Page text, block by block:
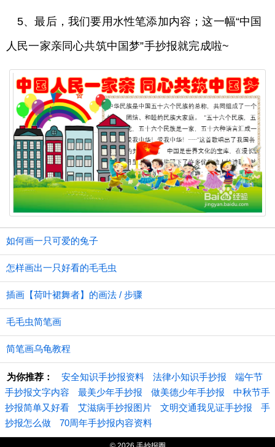
5、最后，我们要用水性笔添加内容；这一幅“中国
人民一家亲同心共筑中国梦”手抄报就完成啦~
如何画一只可爱的兔子
怎样画出一只好看的毛毛虫
插画【荷叶裙舞者】的画法 / 步骤
毛毛虫简笔画
简笔画乌龟教程
为你推荐： 安全知识手抄报资料 法律小知识手抄报
端午节
手抄报文字内容
最美少年手抄报 做美德少年手抄报
中秋节手
抄报简单又好看
艾滋病手抄报图片 文明交通我见证手抄报
手
抄报怎么做
70周年手抄报内容资料